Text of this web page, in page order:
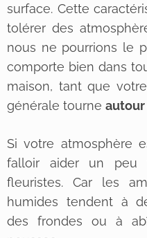
surface. Cette
tolérer des
nous ne pourrions le
comporte bien dans
maison, tant que
générale tourne autour
Si votre atmosphère
falloir aider un peu
fleuristes. Car les
humides tendent à
des frondes ou à